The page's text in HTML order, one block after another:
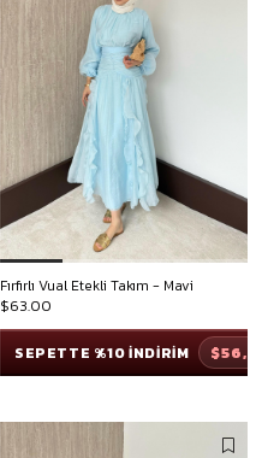
Fırfırlı Vual Etekli Takım - Mavi
$63.00
SEPETTE %10 İNDİRİM